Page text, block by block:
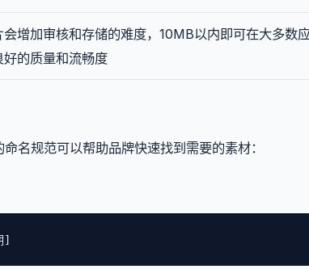
会增加审核和存储的难度，10MB以内即可在大多数
好的质量和流畅度
名规范可以帮助品牌快速找到需要的素材：
]